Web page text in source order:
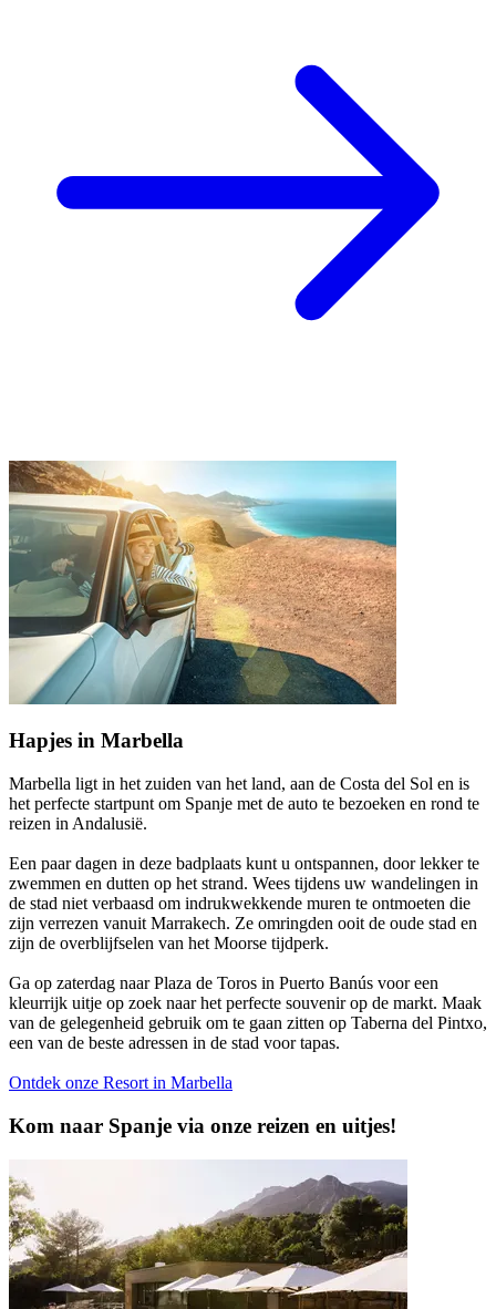
Hapjes in Marbella
Marbella ligt in het zuiden van het land, aan de Costa del Sol en is
het perfecte startpunt om Spanje met de auto te bezoeken en rond te
reizen in Andalusië.
Een paar dagen in deze badplaats kunt u ontspannen, door lekker te
zwemmen en dutten op het strand. Wees tijdens uw wandelingen in
de stad niet verbaasd om indrukwekkende muren te ontmoeten die
zijn verrezen vanuit Marrakech. Ze omringden ooit de oude stad en
zijn de overblijfselen van het Moorse tijdperk.
Ga op zaterdag naar Plaza de Toros in Puerto Banús voor een
kleurrijk uitje op zoek naar het perfecte souvenir op de markt. Maak
van de gelegenheid gebruik om te gaan zitten op Taberna del Pintxo,
een van de beste adressen in de stad voor tapas.
Ontdek onze Resort in Marbella
Kom naar Spanje via onze reizen en uitjes!